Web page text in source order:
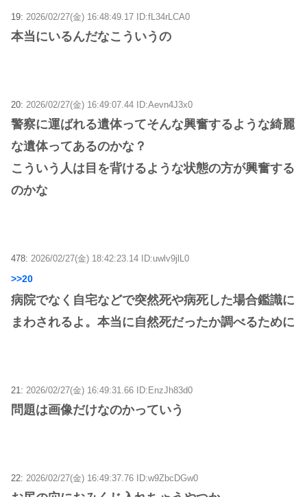
19: 2026/02/27(金) 16:48:49.17 ID:fL34rLCA0
本当にいるんだなこういうの
20: 2026/02/27(金) 16:49:07.44 ID:Aevn4J3x0
警察に運ばれる遺体ってそんな興奮するような綺麗
な遺体ってあるのかな？
こういう人は目を背けるような状態の方が興奮する
のかな
478: 2026/02/27(金) 18:42:23.14 ID:uwlv9jlL0
>>20
病院でなく自宅などで突然死や病死した場合鑑識に
まわされるよ。本当に自然死だったか調べるために
21: 2026/02/27(金) 16:49:31.66 ID:EnzJh83d0
問題は画像だけなのかっていう
22: 2026/02/27(金) 16:49:37.76 ID:w9ZbcDGw0